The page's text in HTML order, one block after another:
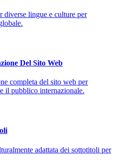
diverse lingue e culture per
Del Sito Web
completa del sito web per
il pubblico internazionale.
adattata dei sottotitoli per